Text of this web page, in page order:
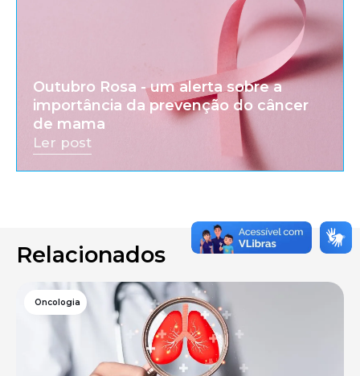
Outubro Rosa - um alerta sobre a
importância da prevenção do câncer
de mama
Ler post
Relacionados
Oncologia